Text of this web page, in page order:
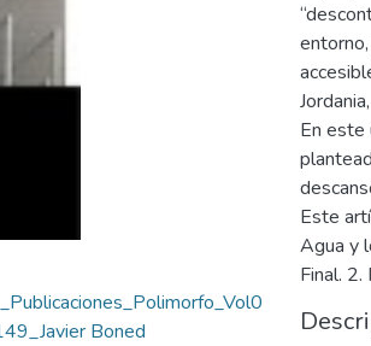
Boned
En este
Este
Agua y
Final.